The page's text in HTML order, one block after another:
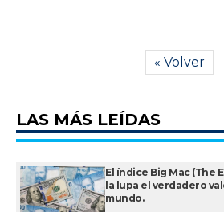
« Volver
LAS MÁS LEÍDAS
El índice Big Mac (The
la lupa el verdadero
mundo.